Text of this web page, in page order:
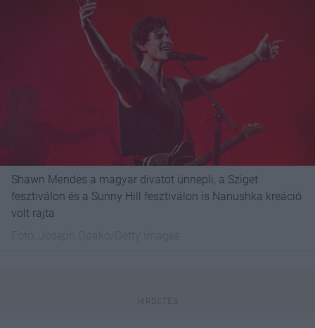
Shawn Mendes a magyar divatot ünnepli, a Sziget
fesztiválon és a Sunny Hill fesztiválon is Nanushka kreáció
volt rajta